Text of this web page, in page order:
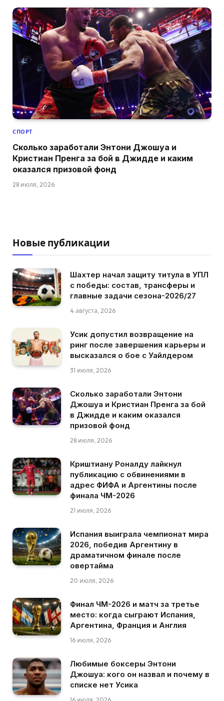
СПОРТ
Сколько заработали Энтони Джошуа и
Кристиан Пренга за бой в Джидде и каким
оказался призовой фонд
28 июля, 2026
Новые публикации
Шахтер начал защиту титула в УПЛ
с победы: состав, трансферы и
главные задачи сезона-2026/27
4 августа, 2026
Усик допустил возвращение на
ринг после завершения карьеры и
высказался о бое с Уайлдером
31 июля, 2026
Сколько заработали Энтони
Джошуа и Кристиан Пренга за бой
в Джидде и каким оказался
призовой фонд
28 июля, 2026
Криштиану Роналду лайкнул
публикацию с обвинениями в
адрес ФИФА и Аргентины после
финала ЧМ-2026
21 июля, 2026
Испания выиграла чемпионат мира
2026, победив Аргентину в
драматичном финале после
овертайма
20 июля, 2026
Финал ЧМ-2026 и матч за третье
место: когда сыграют Испания,
Аргентина, Франция и Англия
16 июля, 2026
Любимые боксеры Энтони
Джошуа: кого он назвал и почему в
списке нет Усика